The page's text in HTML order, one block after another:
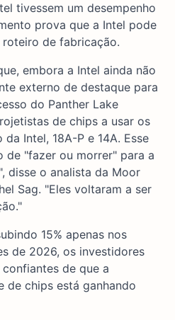
tivessem um desempenho
prova que a Intel pode
de fabricação.
embora a Intel ainda não
externo de destaque para
do Panther Lake
de chips a usar os
Intel, 18A-P e 14A. Esse
de "fazer ou morrer" para a
disse o analista da Moor
Sag. "Eles voltaram a ser
15% apenas nos
de 2026, os investidores
de que a
de chips está ganhando